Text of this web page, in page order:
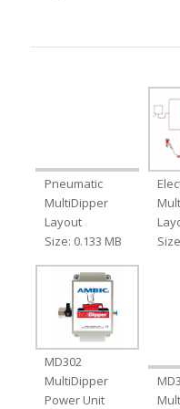
Pneumatic
MultiDipper
Layout
Size: 0.133 MB
MD302
MultiDipper
Power Unit